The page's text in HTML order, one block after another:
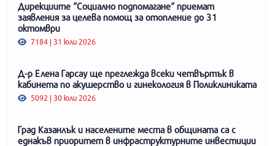
Дирекциите “Социално подпомагане“ приемат
заявления за целева помощ за отопление до 31
октомври
7184 | 31 юли 2026
Д-р Елена Гарсау ще преглежда всеки четвъртък в
кабинета по акушерство и гинекология в Поликлиниката
5092 | 30 юли 2026
Град Казанлък и населените места в общината са с
еднакъв приоритет в инфраструктурните инвестиции